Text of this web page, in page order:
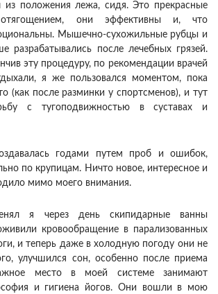
из положения лежа, сидя. Это прекрасные
они эффективны и, что
Мышечно-сухожильные рубцы и
разрабатывались после лечебных грязей.
эту процедуру, по рекомендации врачей
я же пользовался моментом, пока
(как после разминки у спортсменов), и тут
с тугоподвижностью в суставах и
годами путем проб и ошибок,
по крупицам. Ничто новое, интересное и
мимо моего внимания.
я через день скипидарные ванны
кровообращение в парализованных
и теперь даже в холодную погоду они не
улучшился сон, особенно после приема
место в моей системе занимают
и гигиена йогов. Они вошли в мою